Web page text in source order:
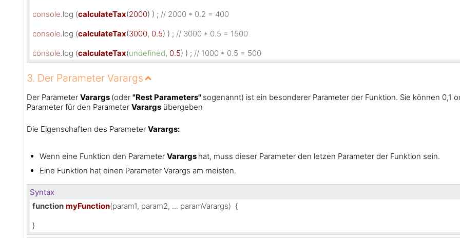
console.log (calculateTax(2000) ) ; // 2000 * 0.2 = 400
console.log (calculateTax(3000, 0.5) ) ; // 3000 * 0.5 = 1500
console.log (calculateTax(undefined, 0.5) ) ; // 1000 * 0.5 = 500
3. Der Parameter Varargs
Der Parameter Varargs (oder "Rest Parameters" sogenannt) ist ein besonderer Parameter der Funktion. Sie können 0,1
Parameter für den Parameter Varargsübergeben
Die Eigenschaften des Parameter Varargs:
Wenn eine Funktion den Parameter Varargs hat, muss dieser Parameter den letzen Parameter der Funktion sein.
Eine Funktion hat einen Parameter Varargs am meisten.
Syntax
function myFunction(param1, param2, ... paramVarargs)  {
}